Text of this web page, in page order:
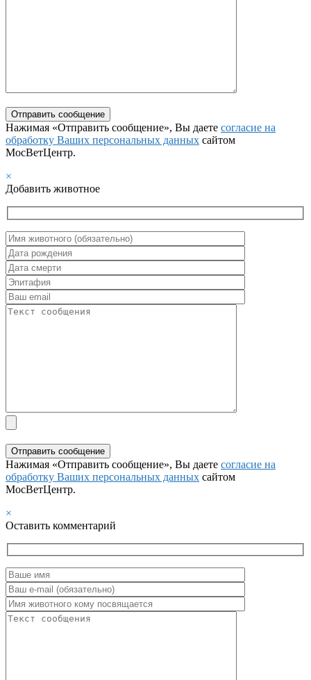
Нажимая «Отправить сообщение», Вы даете согласие на
обработку Ваших персональных данных сайтом
МосВетЦентр.
×
Добавить животное
Нажимая «Отправить сообщение», Вы даете согласие на
обработку Ваших персональных данных сайтом
МосВетЦентр.
×
Оставить комментарий